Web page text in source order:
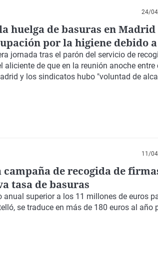
24/
huelga de basuras en Madrid
por la higiene debido
basura
jornada tras el parón del servicio de
aliciente de que en la reunión anoche entre
y los sindicatos hubo "voluntad de
11/
campaña de recogida de
tasa de basuras
anual superior a los 11 millones de euros
se traduce en más de 180 euros al año